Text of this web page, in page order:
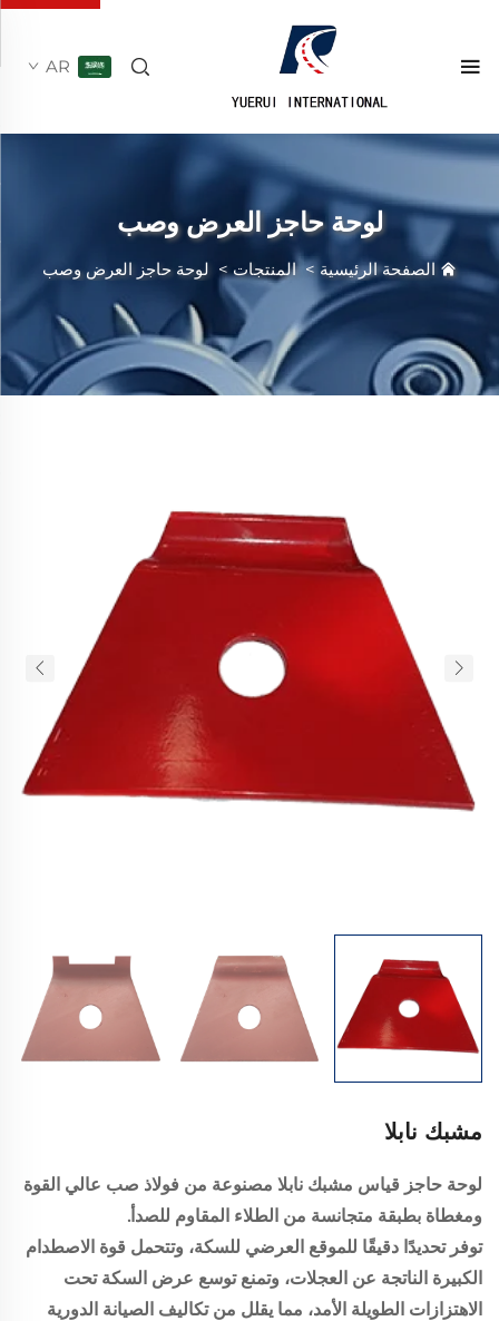
AR
لوحة حاجز العرض وصب
الصفحة الرئيسية >المنتجات> لوحة حاجز العرض وصب
مشبك نابلا
لوحة حاجز قياس مشبك نابلا مصنوعة من فولاذ صب عالي القوة
ومغطاة بطبقة متجانسة من الطلاء المقاوم للصدأ.
توفر تحديدًا دقيقًا للموقع العرضي للسكة، وتتحمل قوة الاصطدام
الكبيرة الناتجة عن العجلات، وتمنع توسع عرض السكة تحت
الاهتزازات الطويلة الأمد، مما يقلل من تكاليف الصيانة الدورية